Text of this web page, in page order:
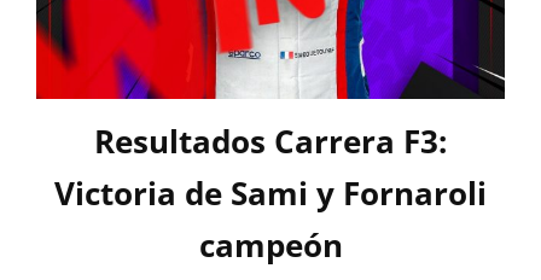
Resultados Carrera F3:
Victoria de Sami y Fornaroli
campeón